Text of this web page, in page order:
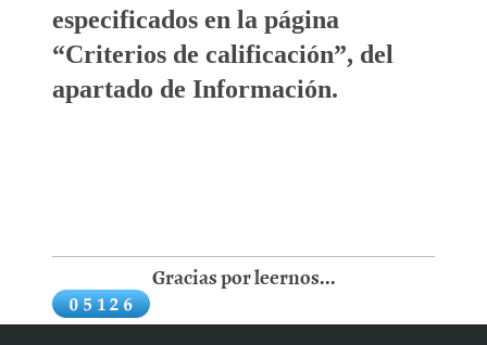
especificados en la página
“Criterios de calificación”, del
apartado de Información.
Gracias por leernos...